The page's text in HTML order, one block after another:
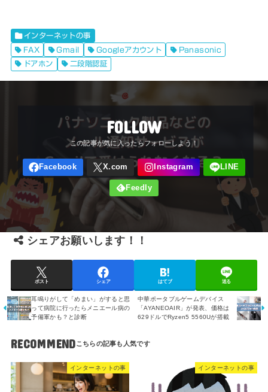
インターネットの事
FAX
Gmail Googleアカウント
Panasonic
ドアホン
二段階認証
FOLLOW
シェアお願いします！！
ポスト シェア はてブ 送る
中華ポータブルゲームデバイス
「AYANEOAIR」が発表、価格は
629ドルでRyzen5 5560Uが搭載
耳鳴りがして「めまい」がすると思
って病院に行ったらメニエール病の
予備軍かも？と診断
RECOMMEND
インターネットの事 インターネットの事